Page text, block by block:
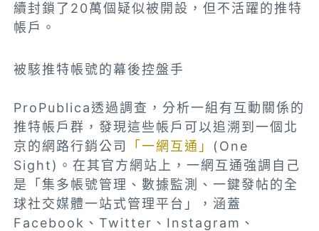
續封鎖了20萬個疑似被開設，但不活躍的推特
帳戶。
被駭推特帳號的幕後控盤手
ProPublica透過調查，分析一組有互動關係的
推特帳戶群，發現這些帳戶可以追溯到一個北
京的網路行銷公司
「一網互通」 (One
Sight)。在其官方網站上，一網互通強調自己
是「集多帳號管理、數據監測、一鍵發帖的全
球社交媒體一站式管理平台」，涵蓋
Facebook、Twitter、Instagram、